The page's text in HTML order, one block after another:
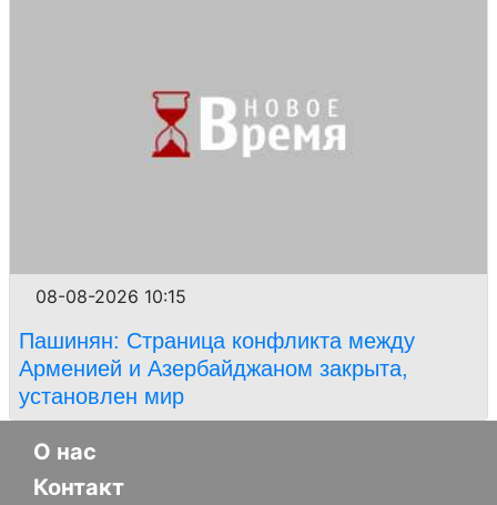
08-08-2026 10:15
Пашинян: Страница конфликта между
Арменией и Азербайджаном закрыта,
установлен мир
О нас
Контакт